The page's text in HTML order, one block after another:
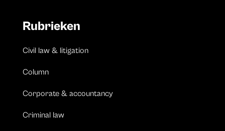
Rubrieken
Civil law & litigation
Column
Corporate & accountancy
Criminal law